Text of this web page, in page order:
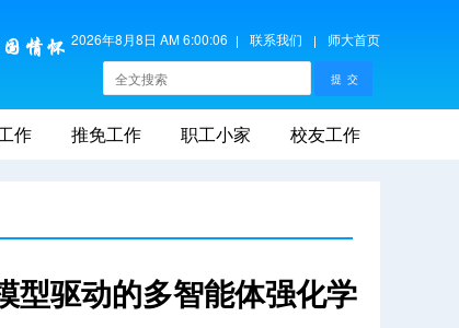
2026年8月8日 AM 6:00:06 联系我们 师大首页
作 推免工作 职工小家 校友工作
型驱动的多智能体强化学